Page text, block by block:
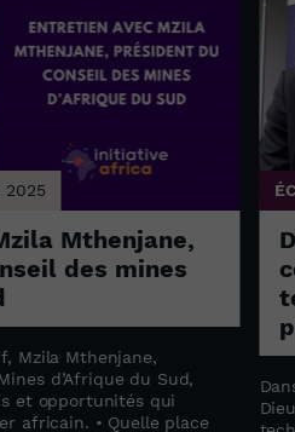
Mthenjane,
des mines
Mzila Mthenjane,
d’Afrique du Sud,
et opportunités qui
africain. • Quelle place